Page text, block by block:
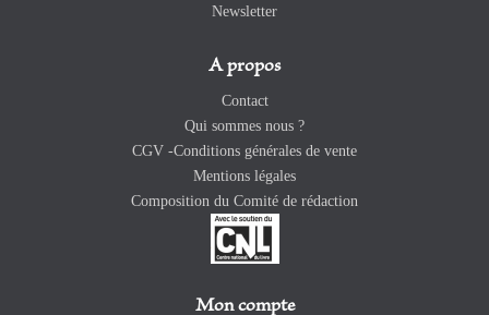
Newsletter
A propos
Contact
Qui sommes nous ?
CGV -Conditions générales de vente
Mentions légales
Composition du Comité de rédaction
Mon compte